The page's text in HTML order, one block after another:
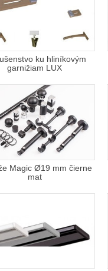
ku hliníkovým
garnižiam LUX
Magic Ø19 mm čierne
mat